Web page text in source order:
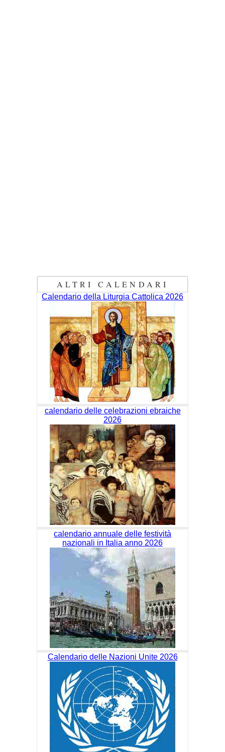
ALTRI CALENDARI
Calendario della Liturgia Cattolica 2026
calendario delle celebrazioni ebraiche
2026
calendario annuale delle festività
nazionali in Italia anno 2026
Calendario delle Nazioni Unite 2026